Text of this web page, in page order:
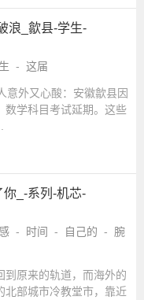
浪_歙县-学生-
- 这届
意外又心酸：安徽歙县因
数学科目考试延期。这些
你_-系列-机芯-
- 时间 - 自己的 -
腕
到原来的轨道，而海外的
北部城市冷教堂市，靠近